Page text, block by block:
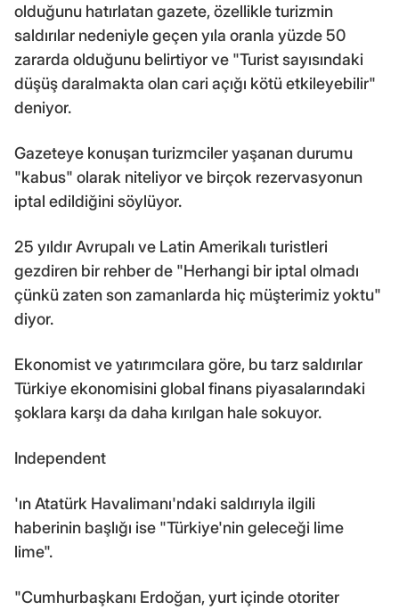
olduğunu hatırlatan gazete, özellikle turizmin
saldırılar nedeniyle geçen yıla oranla yüzde 50
zararda olduğunu belirtiyor ve "Turist sayısındaki
düşüş daralmakta olan cari açığı kötü etkileyebilir"
deniyor.
Gazeteye konuşan turizmciler yaşanan durumu
"kabus" olarak niteliyor ve birçok rezervasyonun
iptal edildiğini söylüyor.
25 yıldır Avrupalı ve Latin Amerikalı turistleri
gezdiren bir rehber de "Herhangi bir iptal olmadı
çünkü zaten son zamanlarda hiç müşterimiz yoktu"
diyor.
Ekonomist ve yatırımcılara göre, bu tarz saldırılar
Türkiye ekonomisini global finans piyasalarındaki
şoklara karşı da daha kırılgan hale sokuyor.
Independent
'ın Atatürk Havalimanı'ndaki saldırıyla ilgili
haberinin başlığı ise "Türkiye'nin geleceği lime
lime".
"Cumhurbaşkanı Erdoğan, yurt içinde otoriter